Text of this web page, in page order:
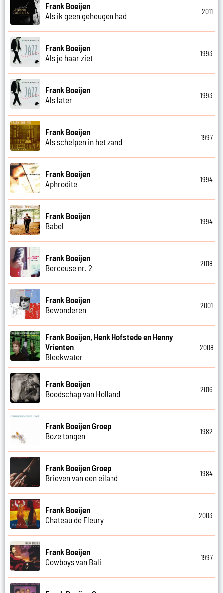
Frank Boeijen
Als ik geen geheugen had
2011
Frank Boeijen
Als je haar ziet
1993
Frank Boeijen
Als later
1993
Frank Boeijen
Als schelpen in het zand
1997
Frank Boeijen
Aphrodite
1994
Frank Boeijen
Babel
1994
Frank Boeijen
Berceuse nr. 2
2018
Frank Boeijen
Bewonderen
2001
Frank Boeijen, Henk Hofstede en Henny
Vrienten
Bleekwater
2008
Frank Boeijen
Boodschap van Holland
2016
Frank Boeijen Groep
Boze tongen
1982
Frank Boeijen Groep
Brieven van een eiland
1984
Frank Boeijen
Chateau de Fleury
2003
Frank Boeijen
Cowboys van Bali
1997